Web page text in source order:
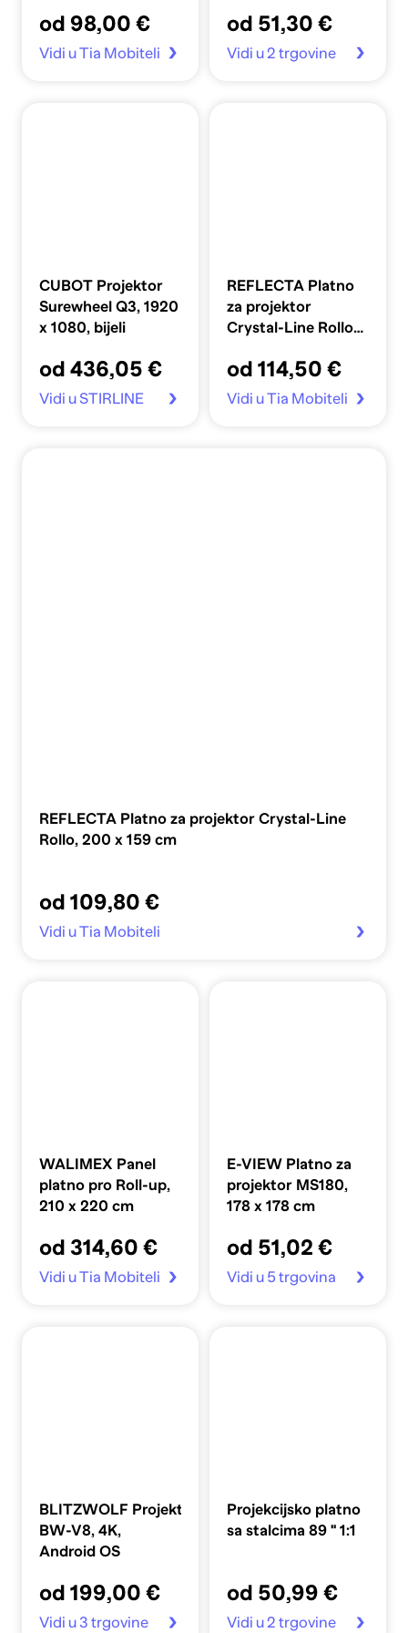
od 98,00 €
Vidi u Tia Mobiteli
od 51,30 €
Vidi u 2 trgovine
CUBOT Projektor
Surewheel Q3, 1920
x 1080, bijeli
od 436,05 €
Vidi u STIRLINE
REFLECTA Platno
za projektor
Crystal-Line Rollo
cm
od 114,50 €
Vidi u Tia Mobiteli
REFLECTA Platno za projektor Crystal-Line
Rollo, 200 x 159 cm
od 109,80 €
Vidi u Tia Mobiteli
WALIMEX Panel
platno pro Roll-up,
210 x 220 cm
od 314,60 €
Vidi u Tia Mobiteli
E-VIEW Platno za
projektor MS180,
178 x 178 cm
od 51,02 €
Vidi u 5 trgovina
BLITZWOLF Projektor
BW-V8, 4K,
Android OS
od 199,00 €
Vidi u 3 trgovine
Projekcijsko platno
sa stalcima 89 '' 1:1
od 50,99 €
Vidi u 2 trgovine